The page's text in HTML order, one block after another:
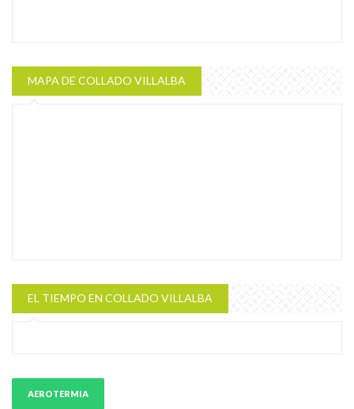
MAPA DE COLLADO VILLALBA
EL TIEMPO EN COLLADO VILLALBA
AEROTERMIA